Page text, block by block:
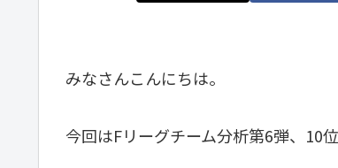
みなさんこんにちは。
今回はFリーグチーム分析第6弾、10